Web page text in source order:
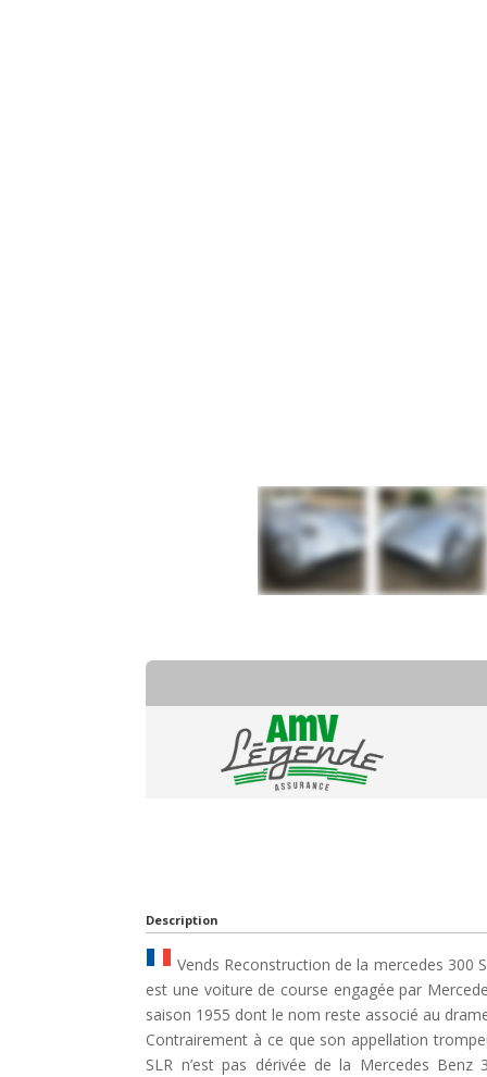
Description
Vends Reconstruction de la mercedes 300
est une voiture de course engagée par
saison 1955 dont le nom reste associé au
Contrairement à ce que son appellation
SLR n’est pas dérivée de la Mercedes